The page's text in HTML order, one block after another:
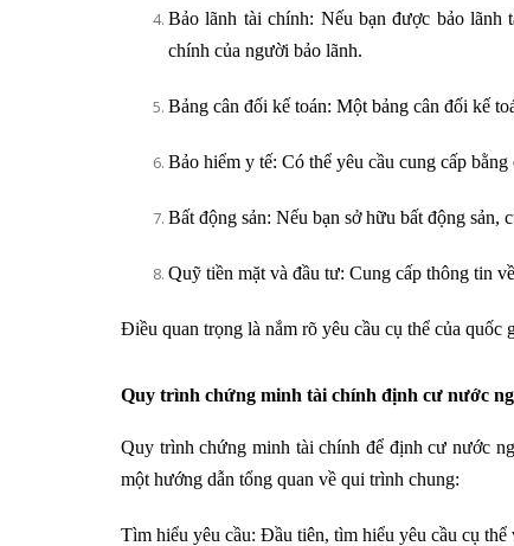
Bảo lãnh tài chính: Nếu bạn được bảo
chính của người bảo lãnh.
Bảng cân đối kế toán: Một bảng cân đối kế
Bảo hiểm y tế: Có thể yêu cầu cung cấp
Bất động sản: Nếu bạn sở hữu bất động sản,
Quỹ tiền mặt và đầu tư: Cung cấp thông tin
Điều quan trọng là nắm rõ yêu cầu cụ thể của quốc
Quy trình chứng minh tài chính định cư nước
Quy trình chứng minh tài chính để định cư nước
một hướng dẫn tổng quan về qui trình chung:
Tìm hiểu yêu cầu: Đầu tiên, tìm hiểu yêu cầu cụ